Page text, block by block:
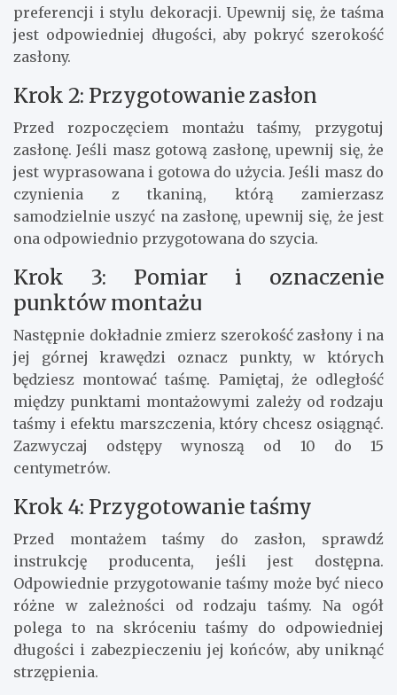
preferencji i stylu dekoracji. Upewnij się, że taśma
jest odpowiedniej długości, aby pokryć szerokość
zasłony.
Krok 2: Przygotowanie zasłon
Przed rozpoczęciem montażu taśmy, przygotuj
zasłonę. Jeśli masz gotową zasłonę, upewnij się, że
jest wyprasowana i gotowa do użycia. Jeśli masz do
czynienia z tkaniną, którą zamierzasz
samodzielnie uszyć na zasłonę, upewnij się, że jest
ona odpowiednio przygotowana do szycia.
Krok 3: Pomiar i oznaczenie
punktów montażu
Następnie dokładnie zmierz szerokość zasłony i na
jej górnej krawędzi oznacz punkty, w których
będziesz montować taśmę. Pamiętaj, że odległość
między punktami montażowymi zależy od rodzaju
taśmy i efektu marszczenia, który chcesz osiągnąć.
Zazwyczaj odstępy wynoszą od 10 do 15
centymetrów.
Krok 4: Przygotowanie taśmy
Przed montażem taśmy do zasłon, sprawdź
instrukcję producenta, jeśli jest dostępna.
Odpowiednie przygotowanie taśmy może być nieco
różne w zależności od rodzaju taśmy. Na ogół
polega to na skróceniu taśmy do odpowiedniej
długości i zabezpieczeniu jej końców, aby uniknąć
strzępienia.